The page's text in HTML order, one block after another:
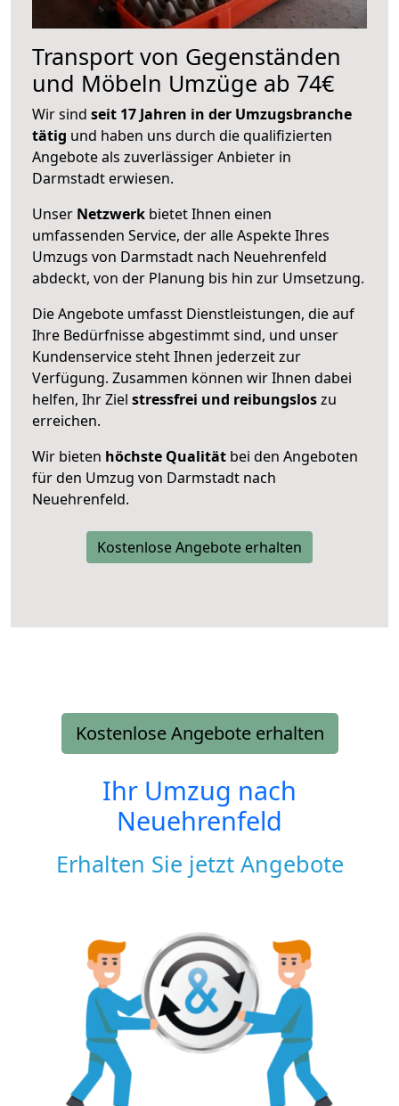
Transport von Gegenständen
und Möbeln Umzüge ab 74€
Wir sind seit 17 Jahren in der Umzugsbranche
tätig und haben uns durch die qualifizierten
Angebote als zuverlässiger Anbieter in
Darmstadt erwiesen.
Unser Netzwerk bietet Ihnen einen
umfassenden Service, der alle Aspekte Ihres
Umzugs von Darmstadt nach Neuehrenfeld
abdeckt, von der Planung bis hin zur Umsetzung.
Die Angebote umfasst Dienstleistungen, die auf
Ihre Bedürfnisse abgestimmt sind, und unser
Kundenservice steht Ihnen jederzeit zur
Verfügung. Zusammen können wir Ihnen dabei
helfen, Ihr Ziel stressfrei und reibungsloszu
erreichen.
Wir bieten höchste Qualität bei den Angeboten
für den Umzug von Darmstadt nach
Neuehrenfeld.
Kostenlose Angebote erhalten
Kostenlose Angebote erhalten
Ihr Umzug nach
Neuehrenfeld
Erhalten Sie jetzt Angebote